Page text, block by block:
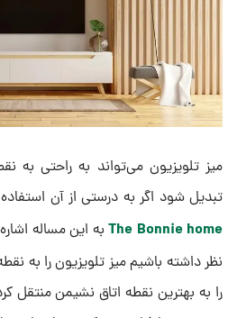
میز تلویزیون می‌تواند به راحتی به
تبدیل شود اگر به درستی از آن
The Bonnie home به این مساله
نظر داشته باشیم میز تلویزیون را به
را به بهترین نقطه اتاق نشیمن منتقل